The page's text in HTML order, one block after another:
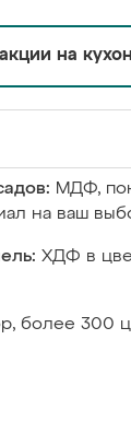
на
МДФ,
на ваш
ХДФ в
более 300